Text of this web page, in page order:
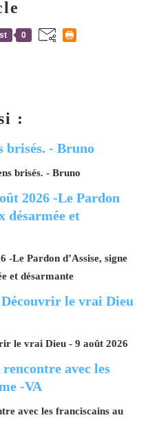
0
:
brisés. - Bruno
-Le Pardon d’Assise, signe
et désarmante
le vrai Dieu - 9 août 2026
avec les franciscains au